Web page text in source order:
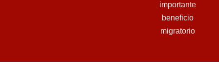
importante
beneficio
migratorio